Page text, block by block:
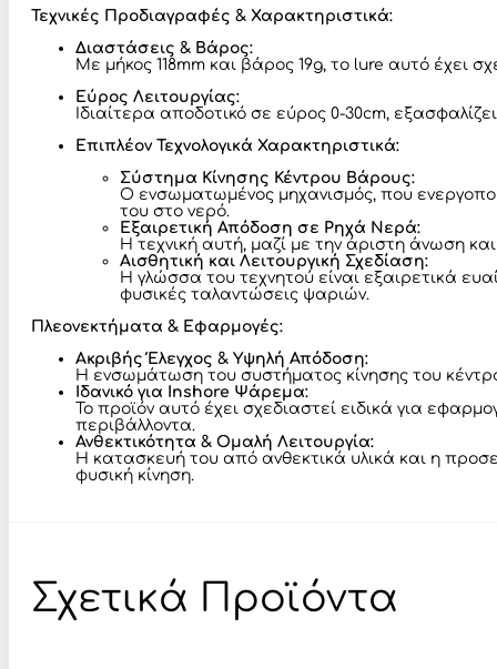
Τεχνικές Προδιαγραφές & Χαρακτηριστικά:
Διαστάσεις & Βάρος:
Με μήκος 118mm και βάρος 19g, το lure αυτό έχει
Εύρος Λειτουργίας:
Ιδιαίτερα αποδοτικό σε εύρος 0-30cm,
Επιπλέον Τεχνολογικά Χαρακτηριστικά:
Σύστημα Κίνησης Κέντρου Βάρους:
Ο ενσωματωμένος μηχανισμός, που
του στο νερό.
Εξαιρετική Απόδοση σε Ρηχά Νερά:
Η τεχνική αυτή, μαζί με την άριστη άνωση
Αισθητική και Λειτουργική Σχεδίαση:
Η γλώσσα του τεχνητού είναι εξαιρετικά
φυσικές ταλαντώσεις ψαριών.
Πλεονεκτήματα & Εφαρμογές:
Ακριβής Έλεγχος & Υψηλή Απόδοση:
Η ενσωμάτωση του συστήματος κίνησης του
Ιδανικό για Inshore Ψάρεμα:
Το προϊόν αυτό έχει σχεδιαστεί ειδικά για
περιβάλλοντα.
Ανθεκτικότητα & Ομαλή Λειτουργία:
Η κατασκευή του από ανθεκτικά υλικά και η
φυσική κίνηση.
Σχετικά Προϊόντα